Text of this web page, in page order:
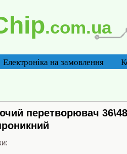
.com.ua
Електроніка на замовлення
перетворювач